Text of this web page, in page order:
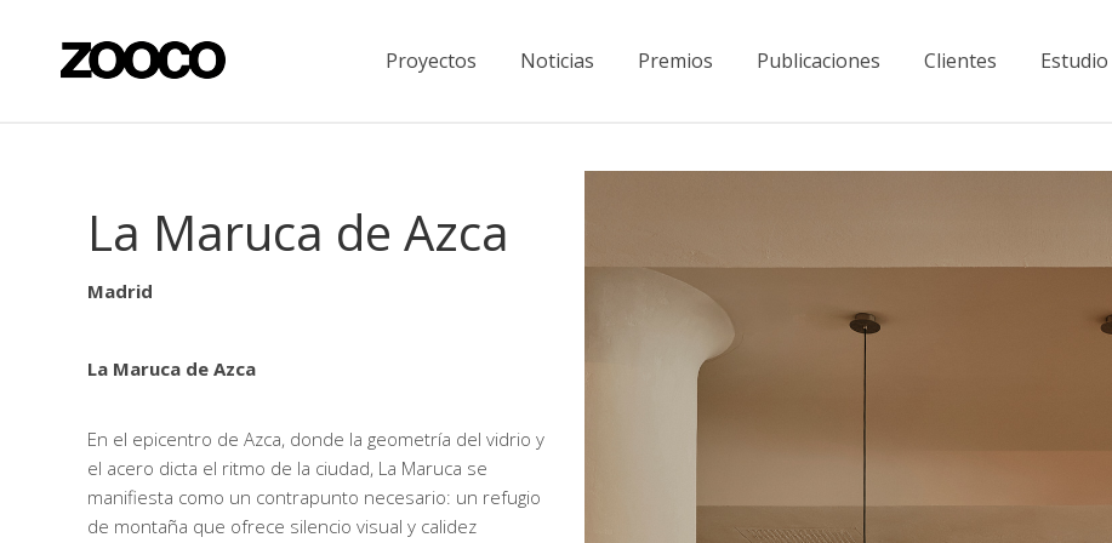
Proyectos Noticias Premios Publicaciones Clientes Estudio
La Maruca de Azca
Madrid
La Maruca de Azca
En el epicentro de Azca, donde la geometría del vidrio y
el acero dicta el ritmo de la ciudad, La Maruca se
manifiesta como un contrapunto necesario: un refugio
de montaña que ofrece silencio visual y calidez